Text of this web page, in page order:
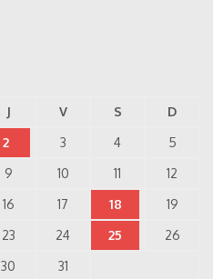
J V S
D
2 3 4
5
9 10 11
12
16 17 18
19
23 24 25
26
30 31